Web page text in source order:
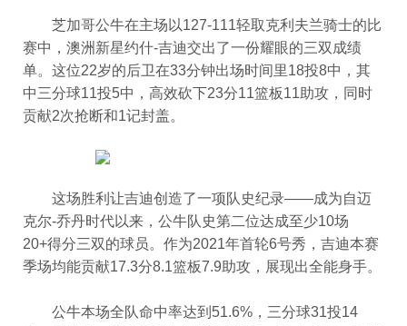
芝加哥公牛在主场以127-111轻取克利夫兰骑士的比
赛中，澳洲新星约什-吉迪交出了一份耀眼的三双成绩
单。这位22岁的后卫在33分钟出场时间里18投8中，其
中三分球11投5中，高效砍下23分11篮板11助攻，同时
贡献2次抢断和1记封盖。
这场胜利让吉迪创造了一项队史纪录——成为自迈
克尔-乔丹时代以来，公牛队史第二位达成至少10场
20+得分三双的球员。作为2021年首轮6号秀，吉迪本赛
季场均能贡献17.3分8.1篮板7.9助攻，展现出全能身手。
公牛本场全队命中率达到51.6%，三分球31投14